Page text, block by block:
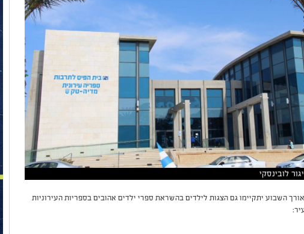
לובינסקי
השבוע יתקיימו גם הצגות לילדים בהשראת ספרי ילדים אהובים בספריות העירוניות